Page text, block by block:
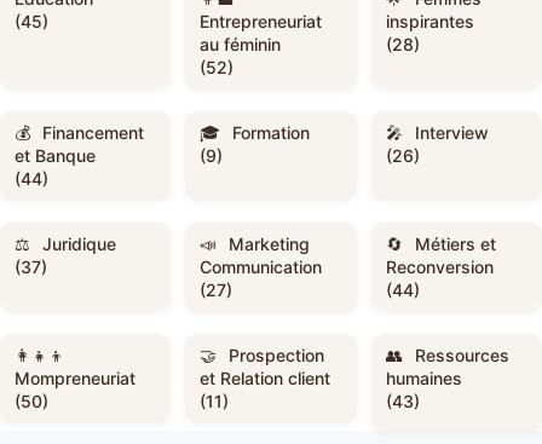
(45)
Entrepreneuriat
au féminin
(52)
inspirantes
(28)
Financement
et Banque
(44)
Formation
(9)
Interview
(26)
Juridique
(37)
Marketing
Communication
(27)
Métiers et
Reconversion
(44)
Mompreneuriat
(50)
Prospection
et Relation client
(11)
Ressources
humaines
(43)